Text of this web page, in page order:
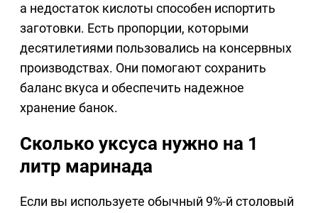
а недостаток кислоты способен испортить
заготовки. Есть пропорции, которыми
десятилетиями пользовались на консервных
производствах. Они помогают сохранить
баланс вкуса и обеспечить надежное
хранение банок.
Сколько уксуса нужно на 1
литр маринада
Если вы используете обычный 9%-й столовый